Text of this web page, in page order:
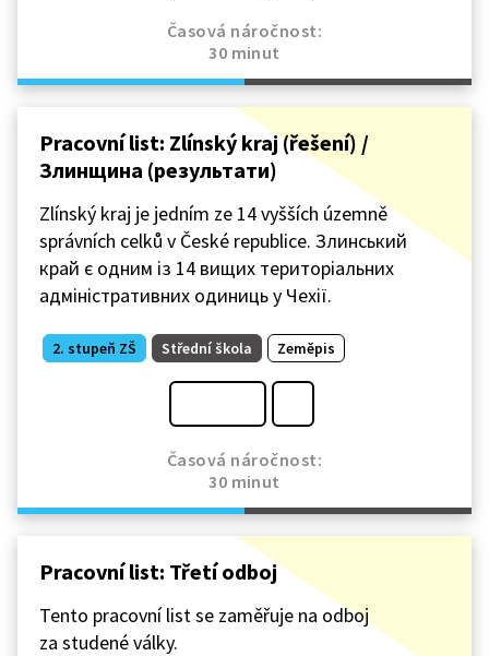
Časová náročnost:
30 minut
Pracovní list: Zlínský kraj (řešení) /
Злинщина (результати)
Zlínský kraj je jedním ze 14 vyšších územně
správních celků v České republice. Злинський
край є одним із 14 вищих територіальних
адміністративних одиниць у Чехії.
2. stupeň ZŠ Střední škola Zeměpis
Časová náročnost:
30 minut
Pracovní list: Třetí odboj
Tento pracovní list se zaměřuje na odboj
za studené války.